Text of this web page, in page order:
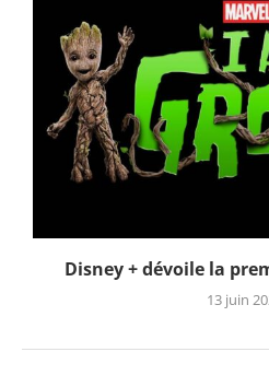
Disney + dévoile la
13 juin